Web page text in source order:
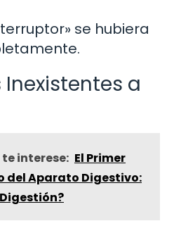
se hubiera
a
interese: El Primer
del Aparato Digestivo: